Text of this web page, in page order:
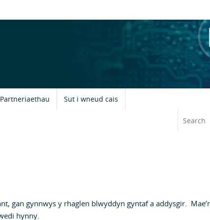
Partneriaethau Sut i wneud cais
gan gynnwys y rhaglen blwyddyn gyntaf a addysgir.
hynny.